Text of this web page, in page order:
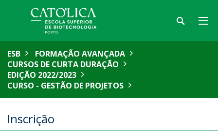
ESB
FORMAÇÃO AVANÇADA
CURSOS DE CURTA DURAÇÃO
EDIÇÃO 2022/2023
CURSO - GESTÃO DE PROJETOS
Inscrição